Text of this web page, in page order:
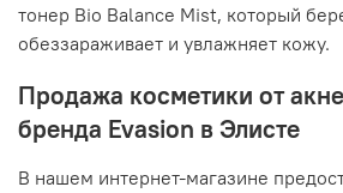
тонер Bio Balance Mist, который
обеззараживает и увлажняет кожу.
Продажа косметики от
бренда Evasion в Элисте
В нашем интернет-магазине